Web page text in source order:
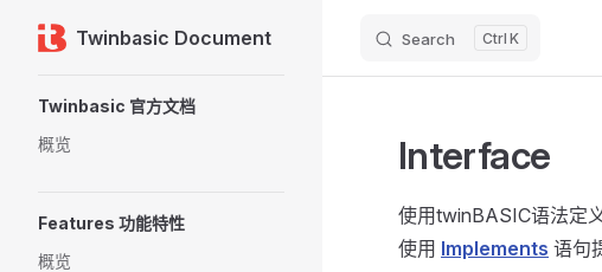
Skip to content
Twinbasic Document Search K
Twinbasic 官方文档
概览
Features 功能特性
概览
Interface
使用twinBASIC语法定
使用 Implements 语句